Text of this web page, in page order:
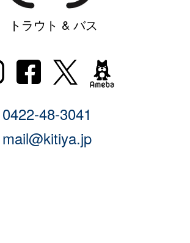
トラウト & バス
0422-48-3041
mail@kitiya.jp